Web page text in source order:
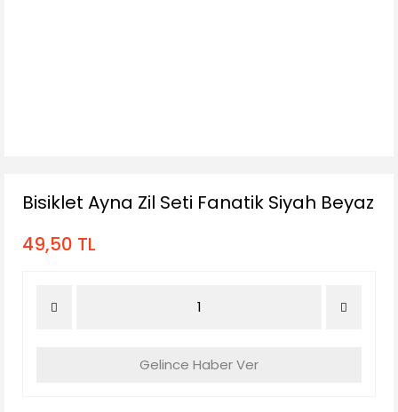
Bisiklet Ayna Zil Seti Fanatik Siyah Beyaz
49,50 TL
Gelince Haber Ver